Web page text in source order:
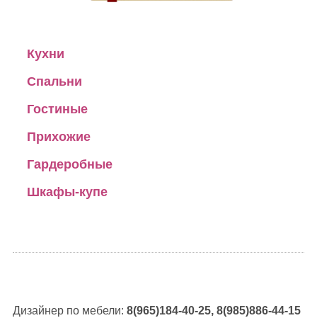
Кухни
Спальни
Гостиные
Прихожие
Гардеробные
Шкафы-купе
Дизайнер по мебели: 8(965)184-40-25, 8(985)886-44-15